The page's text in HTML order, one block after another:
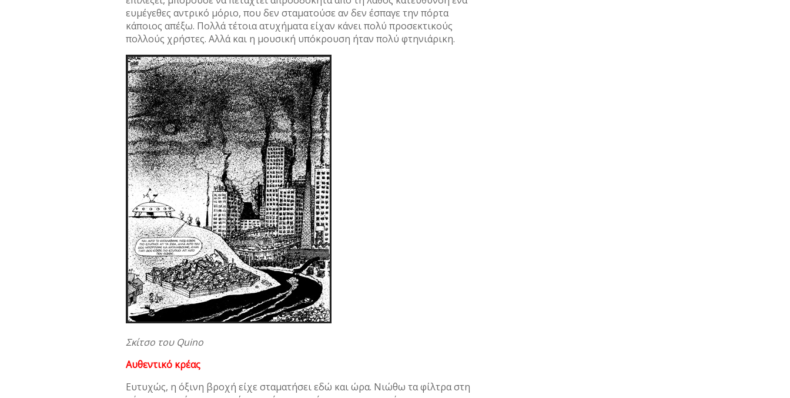
ευμέγεθες αντρικό μόριο, που δεν σταματούσε αν δεν έσπαγε την πόρτα
κάποιος απέξω. Πολλά τέτοια ατυχήματα είχαν κάνει πολύ προσεκτικούς
πολλούς χρήστες. Αλλά και η μουσική υπόκρουση ήταν πολύ φτηνιάρικη.
Σκίτσο του Quino
Αυθεντικό κρέας
Ευτυχώς, η όξινη βροχή είχε σταματήσει εδώ και ώρα. Νιώθω τα φίλτρα στη